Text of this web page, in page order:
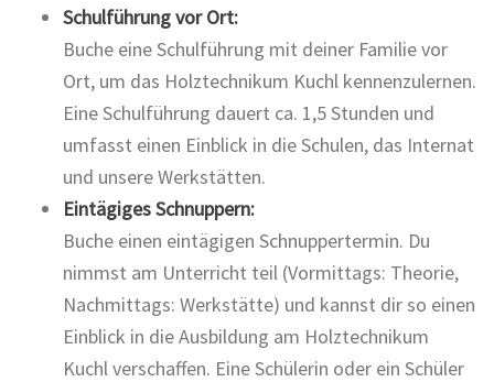
Schulführung vor Ort:
Buche eine Schulführung mit deiner Familie vor
Ort, um das Holztechnikum Kuchl kennenzulernen.
Eine Schulführung dauert ca. 1,5 Stunden und
umfasst einen Einblick in die Schulen, das Internat
und unsere Werkstätten.
Eintägiges Schnuppern:
Buche einen eintägigen Schnuppertermin. Du
nimmst am Unterricht teil (Vormittags: Theorie,
Nachmittags: Werkstätte) und kannst dir so einen
Einblick in die Ausbildung am Holztechnikum
Kuchl verschaffen. Eine Schülerin oder ein Schüler